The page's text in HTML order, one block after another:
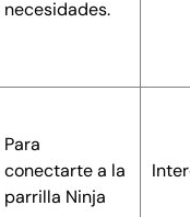
necesidades.
Para
conectarte a la
parrilla Ninja